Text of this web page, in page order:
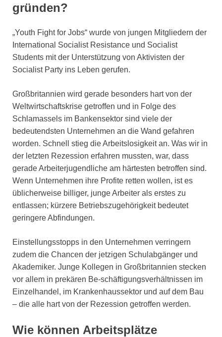
gründen?
„Youth Fight for Jobs“ wurde von jungen Mitgliedern der
International Socialist Resistance und Socialist
Students mit der Unterstützung von Aktivisten der
Socialist Party ins Leben gerufen.
Großbritannien wird gerade besonders hart von der
Weltwirtschaftskrise getroffen und in Folge des
Schlamassels im Bankensektor sind viele der
bedeutendsten Unternehmen an die Wand gefahren
worden. Schnell stieg die Arbeitslosigkeit an. Was wir in
der letzten Rezession erfahren mussten, war, dass
gerade Arbeiterjugendliche am härtesten betroffen sind.
Wenn Unternehmen ihre Profite retten wollen, ist es
üblicherweise billiger, junge Arbeiter als erstes zu
entlassen; kürzere Betriebszugehörigkeit bedeutet
geringere Abfindungen.
Einstellungsstopps in den Unternehmen verringern
zudem die Chancen der jetzigen Schulabgänger und
Akademiker. Junge Kollegen in Großbritannien stecken
vor allem in prekären Be-schäftigungsverhältnissen im
Einzelhandel, im Krankenhaussektor und auf dem Bau
– die alle hart von der Rezession getroffen werden.
Wie können Arbeitsplätze